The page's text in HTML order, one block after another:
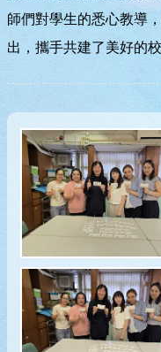
師們對學生的悉心教導
出，攜手共建了美好的校